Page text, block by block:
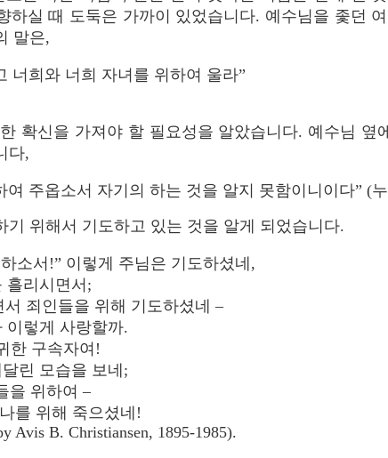
하실 때 도둑은 가까이 있었습니다. 예수님을 좇던
말은,
너희와 너희 자녀를 위하여 울라”
확신을 가져야 할 필요성을 알았습니다. 예수님 옆
다,
여 주옵소서 자기의 하는 것을 알지 못함이니이다” (
기 위해서 기도하고 있는 것을 알게 되었습니다.
소서!” 이렇게 주님은 기도하셨네,
흘리시면서;
죄인들을 위해 기도하셨네 –
렇게 사랑할까.
한 구속자여!
린 모습을 보네;
을 위하여 –
를 위해 죽으셨네!
Avis B. Christiansen, 1895-1985).